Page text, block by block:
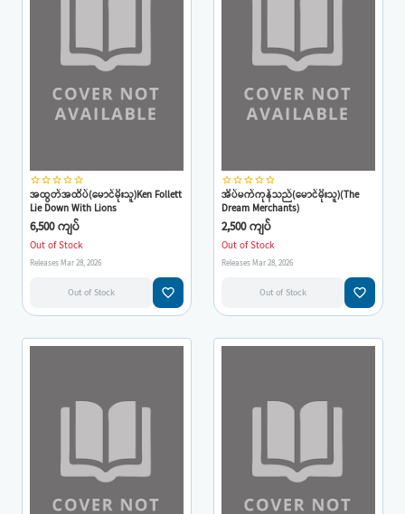
star_borderstar_borderstar_borderstar_borderstar_border
အထွတ်အထိပ်(မောင်မိုးသူ)Ken Follett
Lie Down With Lions
6,500 ကျပ်
Out of Stock
Releases Mar 28, 2026
Out of Stock favorite_border
star_borderstar_borderstar_borderstar_borderstar_border
အိပ်မက်ကုန်သည်(မောင်မိုးသူ)(The
Dream Merchants)
2,500 ကျပ်
Out of Stock
Releases Mar 28, 2026
Out of Stock favorite_border